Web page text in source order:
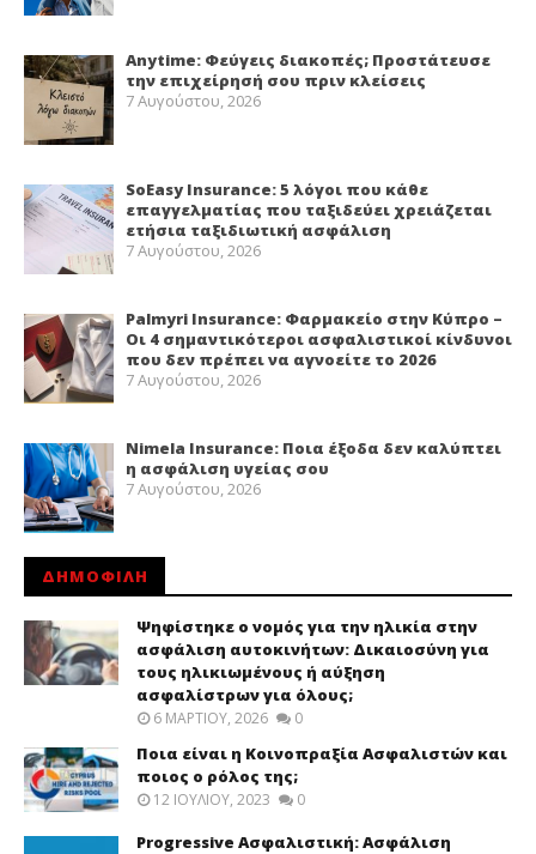
Anytime: Φεύγεις διακοπές; Προστάτευσε
την επιχείρησή σου πριν κλείσεις
7 Αυγούστου, 2026
SoEasy Insurance: 5 λόγοι που κάθε
επαγγελματίας που ταξιδεύει χρειάζεται
ετήσια ταξιδιωτική ασφάλιση
7 Αυγούστου, 2026
Palmyri Insurance: Φαρμακείο στην Κύπρο –
Οι 4 σημαντικότεροι ασφαλιστικοί κίνδυνοι
που δεν πρέπει να αγνοείτε το 2026
7 Αυγούστου, 2026
Nimela Insurance: Ποια έξοδα δεν καλύπτει
η ασφάλιση υγείας σου
7 Αυγούστου, 2026
ΔΗΜΟΦΙΛΗ
Ψηφίστηκε ο νομός για την ηλικία στην
ασφάλιση αυτοκινήτων: Δικαιοσύνη για
τους ηλικιωμένους ή αύξηση
ασφαλίστρων για όλους;
6 ΜΑΡΤΊΟΥ, 2026 0
Ποια είναι η Κοινοπραξία Ασφαλιστών και
ποιος ο ρόλος της;
12 ΙΟΥΛΊΟΥ, 2023 0
Progressive Ασφαλιστική: Ασφάλιση